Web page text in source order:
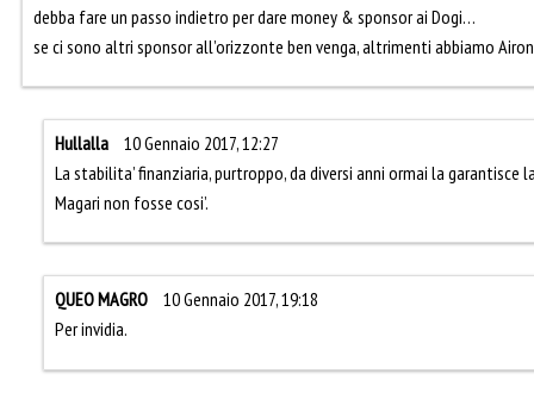
debba fare un passo indietro per dare money & sponsor ai Dogi…
se ci sono altri sponsor all’orizzonte ben venga, altrimenti abbiamo
Hullalla
10 Gennaio 2017, 12:27
La stabilita’ finanziaria, purtroppo, da diversi anni ormai la garantisce
Magari non fosse cosi’.
QUEO MAGRO
10 Gennaio 2017, 19:18
Per invidia.